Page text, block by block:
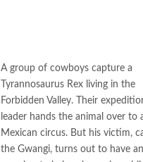
A group of cowboys capture a
Tyrannosaurus Rex living in the
Forbidden Valley. Their
leader hands the animal over to
Mexican circus. But his victim,
the Gwangi, turns out to have an